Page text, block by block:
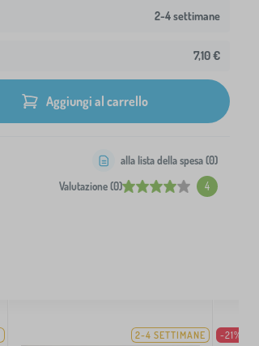
2-4 settimane
7,10 €
Aggiungi al carrello
Valutazione (0) 4
alla lista della spesa (0)
2-4 SETTIMANE -21%